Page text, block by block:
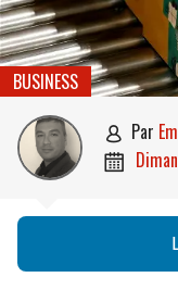
BUSINESS
 par
